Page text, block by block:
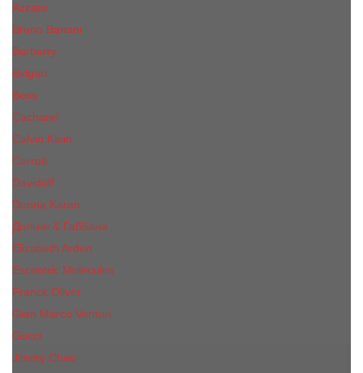
Azzaro
Bruno Banani
Burberry
Bvlgari
Boss
Cacharel
Calvin Klein
Cerruti
Davidoff
Donna Karan
Дольче & Габбана
Elizabeth Arden
Escentric Molecules
Franck Oliver
Gian Marco Venturi
Gucci
Jimmy Choo